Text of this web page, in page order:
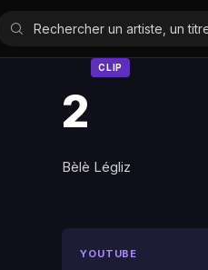
CLIP
2
Bèlè Légliz
YOUTUBE